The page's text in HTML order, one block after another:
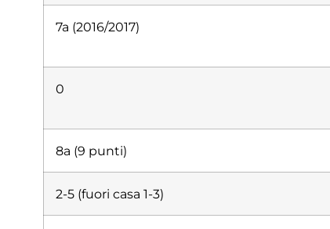
7a (2016/2017)
0
8a (9 punti)
2-5 (fuori casa 1-3)